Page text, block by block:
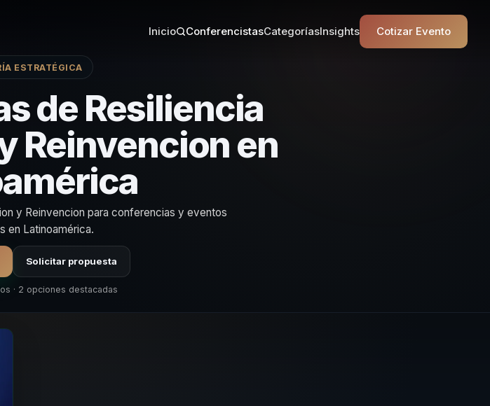
Inicio ConferencistasCategoríasInsights Cotizar Evento
ESTRATÉGICA
de Resiliencia
Reinvencion en
y Reinvencion para conferencias y eventos
en Latinoamérica.
Solicitar propuesta
· 2 opciones destacadas